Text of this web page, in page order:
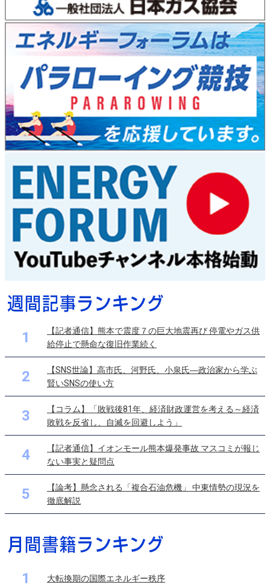
1
【記者通信】熊本で震度７の巨大地震再び 停電やガス供
給停止で懸命な復旧作業続く
2
【SNS世論】高市氏、河野氏、小泉氏―政治家から学ぶ
賢いSNSの使い方
3
【コラム】「敗戦後81年、経済財政運営を考える～経済
敗戦を反省し、自滅を回避しよう」
4
【記者通信】イオンモール熊本爆発事故 マスコミが報じ
ない事実と疑問点
5
【論考】懸念される「複合石油危機」 中東情勢の現況を
徹底解説
1 大転換期の国際エネルギー秩序